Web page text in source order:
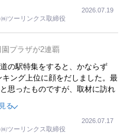
ツーリンクス取締役
2026.07.19
プラザが2連覇
の駅特集をすると、かならず
ング上位に顔をだしました。最
思ったものですが、取材に訪れ
興味深い話が次々が飛び出しま
出すことが２つあります。一つ
見学させ、サービス業、接客業
す。 もう一つは1800円もする
る
ツーリンクス取締役
2026.07.17